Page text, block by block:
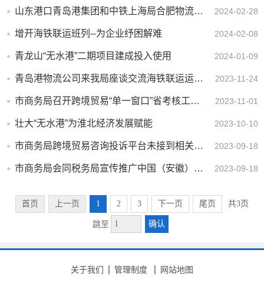
山东港口青岛港集团和中铁上海局合肥物流中心来我市调研海铁联运工作 2024-02-28
增开海铁联运班列--为企业纾困解难 2024-02-08
青龙山“无水港”二期项目建成投入使用 2024-01-09
青岛港物流公司来我局座谈交流海铁联运运营情况 2023-11-24
市商务局召开跨境贸易“单一窗口”省考核工作布置会 2023-11-01
壮大“无水港”为淮北经济发展赋能 2023-10-10
市商务局跨境贸易咨询投诉平台未接到相关业务咨询和问题投诉情况说明 2023-09-18
市商务局会同税务局宣传推广中国（安徽）国际贸易“单一窗口”平台 2023-09-18
首页 上一页 1 2 3 下一页 尾页 共3页
跳至 确认
关于我们 管理制度 网站地图